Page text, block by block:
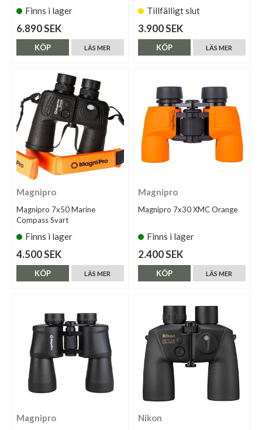
Finns i lager
6.890 SEK
LÄS MER
KÖP
Tillfälligt slut
3.900 SEK
LÄS MER
KÖP
Magnipro
Magnipro 7x50 Marine
Compass Svart
Finns i lager
4.500 SEK
LÄS MER
KÖP
Magnipro
Magnipro 7x30 XMC Orange
Finns i lager
2.400 SEK
LÄS MER
KÖP
Magnipro Nikon